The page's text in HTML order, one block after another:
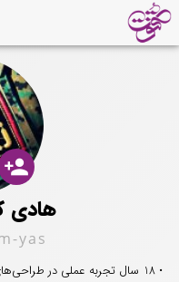
person_add
هادی
yas
• 18 سال تجربه عملی در طراحی‌های مذهبی، هویت بصری و پروژه‌های تبلیغاتی